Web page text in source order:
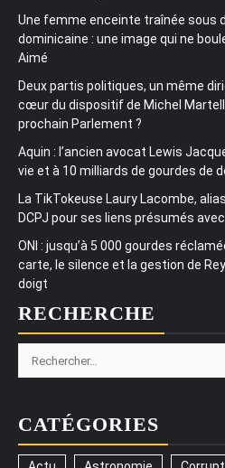
Une femme enceinte traînée sous
dominicaine : une image qui ne
Aimé
Deux partis politiques, un même
cœur du dispositif de Michel
prochain Parlement ?
Aquin : l’ancien avocat Lewis
vie et à 10 milliards de gourdes de
La TikTokeuse Laury Lacombe,
DCPJ pour ses liens présumés
ONI : jusqu’à 5 000 gourdes
carte, le silence et la gestion de
doigt
RECHERCHE
Rechercher :
CATÉGORIES